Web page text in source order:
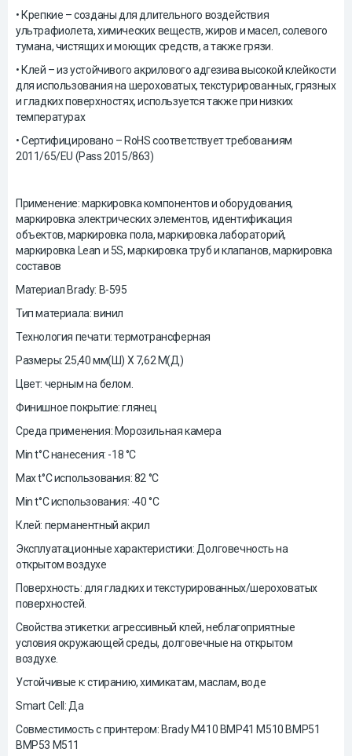
• Крепкие – созданы для длительного воздействия
ультрафиолета, химических веществ, жиров и масел, солевого
тумана, чистящих и моющих средств, а также грязи.
• Клей – из устойчивого акрилового адгезива высокой клейкости
для использования на шероховатых, текстурированных, грязных
и гладких поверхностях, используется также при низких
температурах
• Сертифицировано – RoHS соответствует требованиям
2011/65/EU (Pass 2015/863)
Применение: маркировка компонентов и оборудования,
маркировка электрических элементов, идентификация
объектов, маркировка пола, маркировка лабораторий,
маркировка Lean и 5S, маркировка труб и клапанов, маркировка
составов
Материал Brady: B-595
Тип материала: винил
Технология печати: термотрансферная
Размеры:25,40мм(Ш) X 7,62 М(Д)
Цвет: черным на белом.
Финишное покрытие: глянец
Среда применения: Морозильная камера
Min t°C нанесения: -18 °C
Max t°C использования: 82 °C
Min t°C использования: -40 °C
Клей: перманентный акрил
Эксплуатационные характеристики: Долговечность на
открытом воздухе
Поверхность: для гладких и текстурированных/шероховатых
поверхностей.
Свойства этикетки: агрессивный клей, неблагоприятные
условия окружающей среды, долговечные на открытом
воздухе.
Устойчивые к: стиранию, химикатам, маслам, воде
Smart Cell: Да
Совместимость с принтером: Brady M410 BMP41 M510 BMP51
BMP53 M511